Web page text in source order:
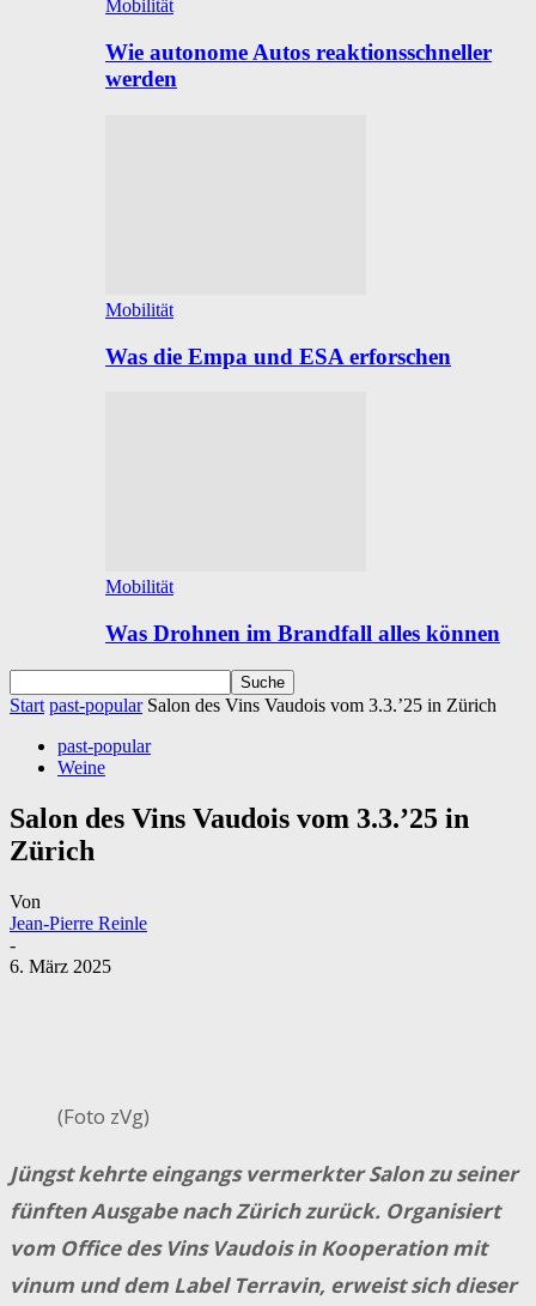
Mobilität
Wie autonome Autos reaktionsschneller
werden
Mobilität
Was die Empa und ESA erforschen
Mobilität
Was Drohnen im Brandfall alles können
Start past-popular Salon des Vins Vaudois vom 3.3.’25 in Zürich
past-popular
Weine
Salon des Vins Vaudois vom 3.3.’25 in
Zürich
Von
Jean-Pierre Reinle
-
6. März 2025
(Foto zVg)
Jüngst kehrte eingangs vermerkter Salon zu seiner
fünften Ausgabe nach Zürich zurück. Organisiert
vom Office des Vins Vaudois in Kooperation mit
vinum und dem Label Terravin, erweist sich dieser